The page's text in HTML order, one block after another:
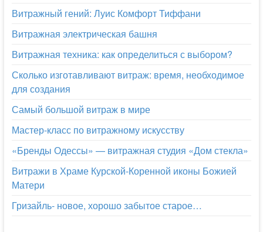
Витражный гений: Луис Комфорт Тиффани
Витражная электрическая башня
Витражная техника: как определиться с выбором?
Сколько изготавливают витраж: время, необходимое
для создания
Самый большой витраж в мире
Мастер-класс по витражному искусству
«Бренды Одессы» — витражная студия «Дом стекла»
Витражи в Храме Курской-Коренной иконы Божией
Матери
Гризайль- новое, хорошо забытое старое…